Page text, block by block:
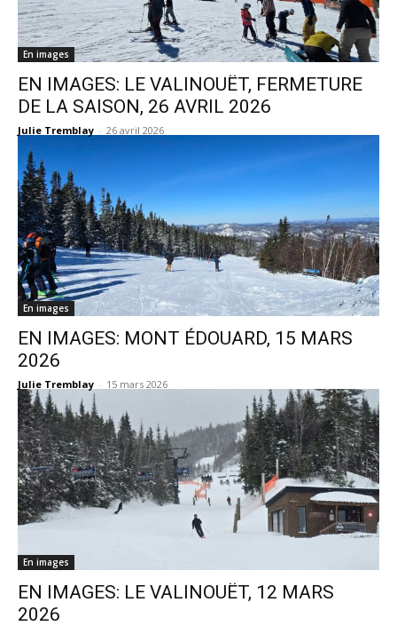
En images
EN IMAGES: LE VALINOUËT, FERMETURE
DE LA SAISON, 26 AVRIL 2026
Julie Tremblay - 26 avril 2026
En images
EN IMAGES: MONT ÉDOUARD, 15 MARS
2026
Julie Tremblay - 15 mars 2026
En images
EN IMAGES: LE VALINOUËT, 12 MARS
2026